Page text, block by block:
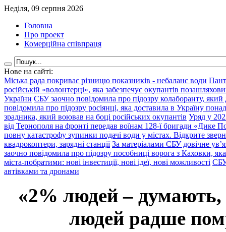
Неділя, 09 серпня 2026
Головна
Про проект
Комерційна співпраця
Нове на сайті:
Міська рада покриває різницю показників - небаланс води
російській «волонтерці», яка забезпечує окупантів
України СБУ заочно повідомила про підозру колаборанту,
повідомила про підозру росіянці, яка доставила в Україну
зрадника, який воював на боці російських окупантів Уряд у
від Тернополя на фронті передав воїнам 128-ї бригади «Дике
повну катастрофу зупинки подачі води у містах. Відкрите
квадрокоптери, зарядні станції За матеріалами СБУ довічне
заочно повідомила про підозру пособниці ворога з Каховки,
міста-побратими: нові інвестиції, нові ідеї, нові можливості СБУ
автівками та дронами
«2% людей –
людей радше